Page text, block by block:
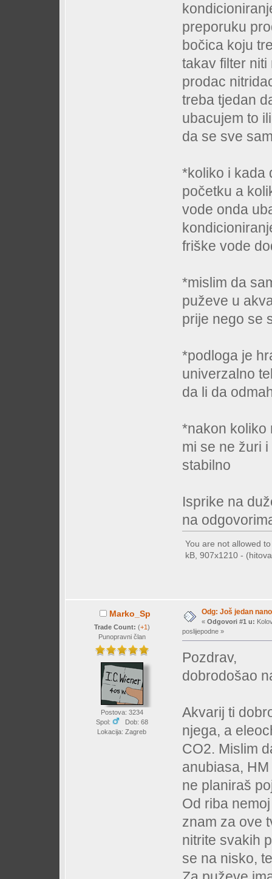
preporuku
bočica koju
takav filter
prodac
treba tjedan
ubacujem to
da se sve
*koliko i kada
početku a
vode onda
friške vode
*mislim da
puževe u
prije nego se
*podloga je
univerzalno
da li da
*nakon koliko
mi se ne žuri
stabilno
Isprike na
na
You are not allowed
kB, 907x1210 -
Marko_Sp
Trade Count: (+1)
Punopravni član
Postova: 3234
Spol:
Dob: 68
Lokacija: Zagreb
Odg: Još jedan
« Odgovori #1 u:
poslijepodne »
Pozdrav,
dobrodošao
Akvarij ti
njega, a
CO2. Mislim
anubiasa,
ne planiraš
Od riba
znam za ove
nitrite svakih
se na nisko,